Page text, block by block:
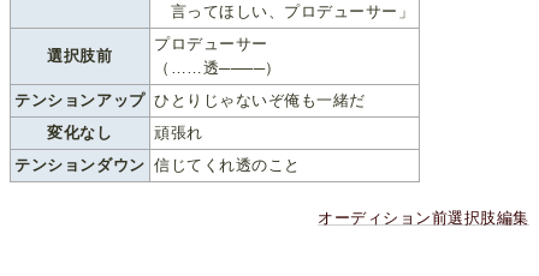
言ってほしい、プロデューサー」
選択肢前
プロデューサー
（……透────）
テンションアップ ひとりじゃないぞ俺も一緒だ
変化なし
頑張れ
テンションダウン 信じてくれ透のこと
オーディション前選択肢編集